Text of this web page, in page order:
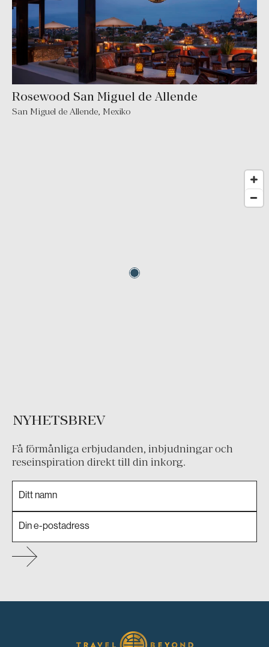
Rosewood San Miguel de Allende
San Miguel de Allende, Mexiko
NYHETSBREV
Få förmånliga erbjudanden, inbjudningar och
reseinspiration direkt till din inkorg.